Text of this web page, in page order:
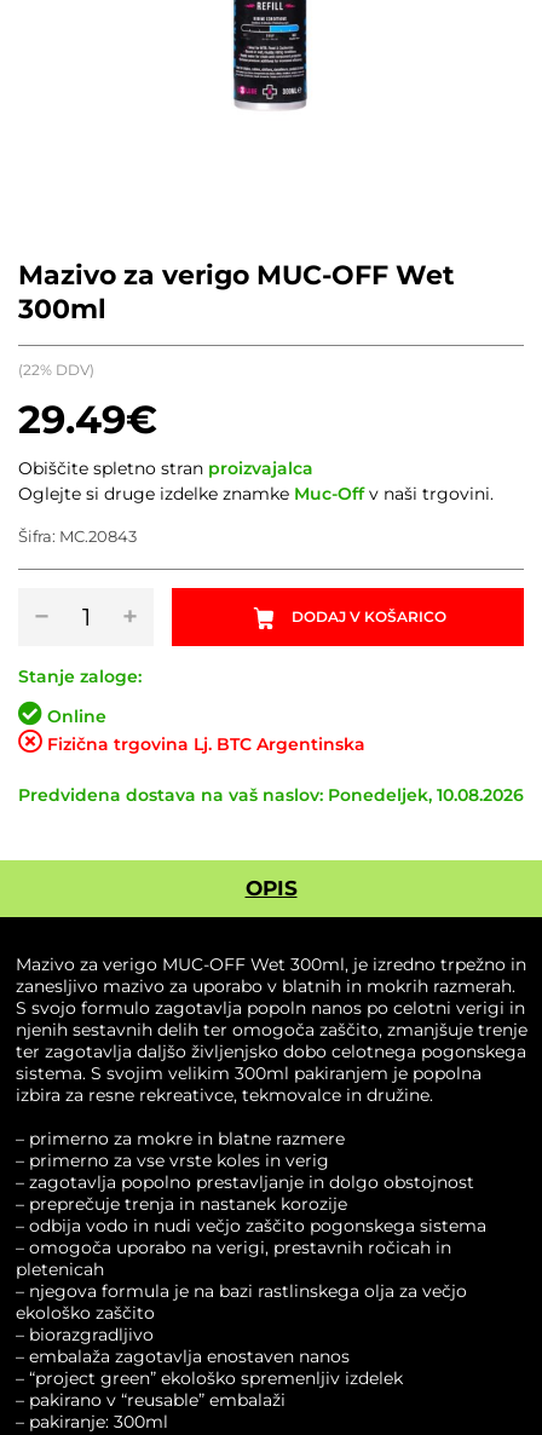
Mazivo za verigo MUC-OFF Wet
300ml
29.49€
(22% DDV)
−
MUC-
OFF
Wet
300ml
+ DODAJ V KOŠARICO
Obiščite spletno stran proizvajalca
Oglejte si druge izdelke znamke Muc-Offv naši trgovini.
Šifra: MC.20843
Stanje zaloge:
Online
Fizična trgovina Lj. BTC Argentinska
Predvidena dostava na vaš naslov: Ponedeljek, 10.08.2026
OPIS
Mazivo za verigo MUC-OFF Wet 300ml, je izredno trpežno in
zanesljivo mazivo za uporabo v blatnih in mokrih razmerah.
S svojo formulo zagotavlja popoln nanos po celotni verigi in
njenih sestavnih delih ter omogoča zaščito, zmanjšuje trenje
ter zagotavlja daljšo življenjsko dobo celotnega pogonskega
sistema. S svojim velikim 300ml pakiranjem je popolna
izbira za resne rekreativce, tekmovalce in družine.
– primerno za mokre in blatne razmere
– primerno za vse vrste koles in verig
– zagotavlja popolno prestavljanje in dolgo obstojnost
– preprečuje trenja in nastanek korozije
– odbija vodo in nudi večjo zaščito pogonskega sistema
– omogoča uporabo na verigi, prestavnih ročicah in
pletenicah
– njegova formula je na bazi rastlinskega olja za večjo
ekološko zaščito
– biorazgradljivo
– embalaža zagotavlja enostaven nanos
– “project green” ekološko spremenljiv izdelek
– pakirano v “reusable” embalaži
– pakiranje: 300ml